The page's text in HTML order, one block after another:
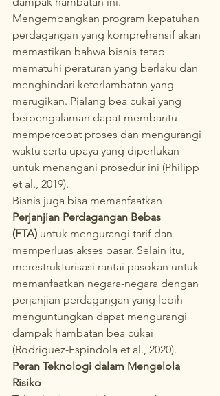
Mengembangkan program kepatuhan
perdagangan yang komprehensif akan
memastikan bahwa bisnis tetap
mematuhi peraturan yang berlaku dan
menghindari keterlambatan yang
merugikan. Pialang bea cukai yang
berpengalaman dapat membantu
mempercepat proses dan mengurangi
waktu serta upaya yang diperlukan
untuk menangani prosedur ini (Philipp
et al., 2019).
Bisnis juga bisa memanfaatkan
Perjanjian Perdagangan Bebas
(FTA) untuk mengurangi tarif dan
memperluas akses pasar. Selain itu,
merestrukturisasi rantai pasokan untuk
memanfaatkan negara-negara dengan
perjanjian perdagangan yang lebih
menguntungkan dapat mengurangi
dampak hambatan bea cukai
(Rodríguez-Espíndola et al., 2020).
Peran Teknologi dalam Mengelola
Risiko